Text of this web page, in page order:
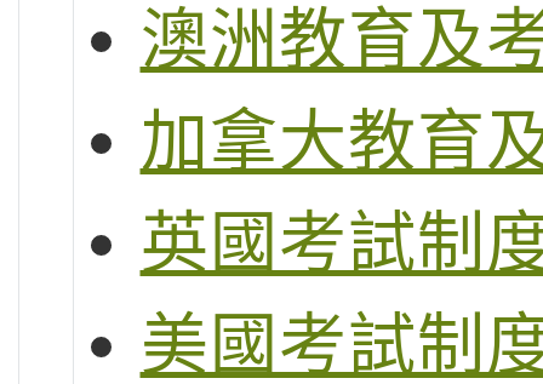
澳洲教育及
加拿大教育
英國考試制
美國考試制